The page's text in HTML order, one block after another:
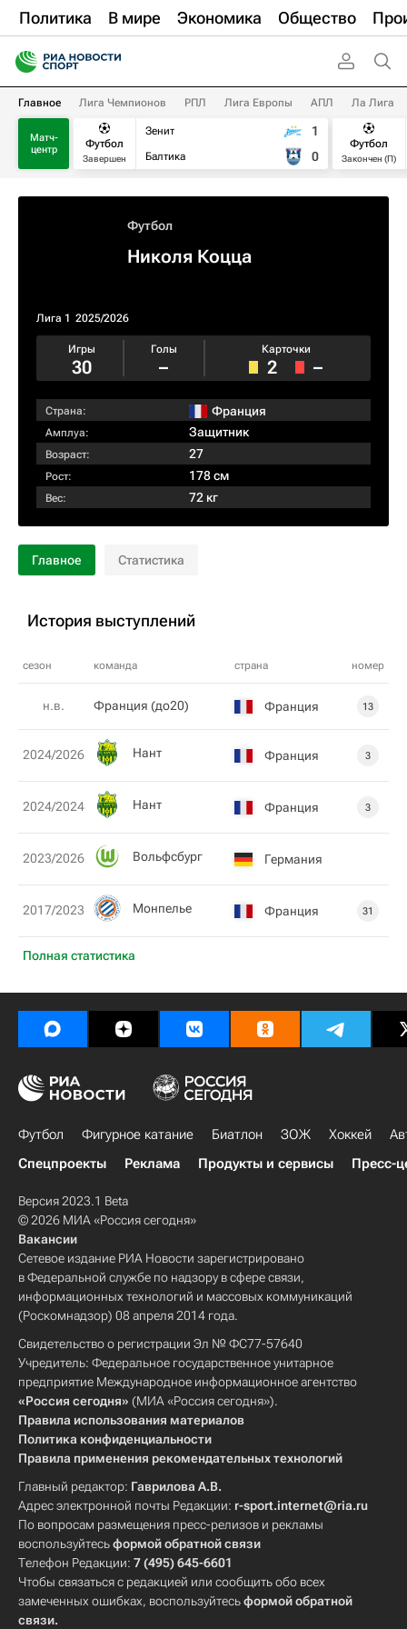
Политика В мире Экономика Общество
Главное Лига Чемпионов РПЛ Лига Европы АПЛ Ла Лига
Матч-
центр
Футбол
Завершен
Зенит
Балтика
1
0
Футбол
Закончен (П)
Футбол
Николя Коцца
Лига 1 2025/2026
Игры
30
Голы
–
Карточки
2 –
Страна: Франция
Амплуа: Защитник
Возраст: 27
Рост: 178 см
Вес: 72 кг
Главное Статистика
История выступлений
сезон команда страна номер
Полная статистика
н.в. Франция (до20) Франция 13
2024/2026 Нант Франция 3
2024/2024 Нант Франция 3
2023/2026 Вольфсбург Германия
2017/2023 Монпелье Франция 31
Футбол Фигурное катание Биатлон ЗОЖ Хоккей
Спецпроекты
Реклама Продукты и сервисы Пресс-
Версия 2023.1 Beta
© 2026 МИА «Россия сегодня»
Вакансии
Сетевое издание РИА Новости зарегистрировано
в Федеральной службе по надзору в сфере связи,
информационных технологий и массовых коммуникаций
(Роскомнадзор) 08 апреля 2014 года.
Свидетельство о регистрации Эл № ФС77-57640
Учредитель: Федеральное государственное унитарное
предприятие Международное информационное агентство
«Россия сегодня» (МИА «Россия сегодня»).
Правила использования материалов
Политика конфиденциальности
Правила применения рекомендательных технологий
Главный редактор: Гаврилова А.В.
Адрес электронной почты Редакции: r-sport.internet@ria.ru
По вопросам размещения пресс-релизов и рекламы
воспользуйтесьформой обратной связи
Телефон Редакции: 7 (495) 645-6601
Чтобы связаться с редакцией или сообщить обо всех
замеченных ошибках, воспользуйтесьформой обратной
связи.